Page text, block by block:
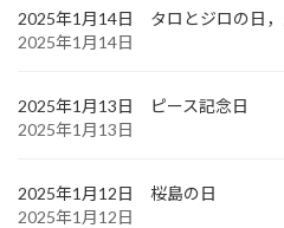
2025年1月14日 タロとジロの日，
2025年1月14日
2025年1月13日 ピース記念日
2025年1月13日
2025年1月12日 桜島の日
2025年1月12日